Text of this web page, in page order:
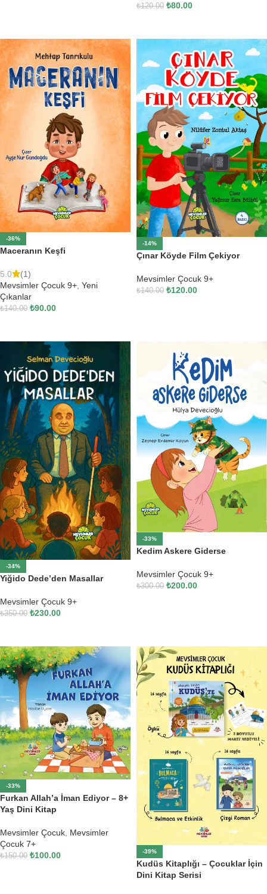
₺120.00 ₺80.00
-36%
Maceranın Keşfi
5.0
(1)
Mevsimler Çocuk 9+ Yeni
Çıkanlar
₺140.00 ₺90.00
-14%
Çınar Köyde Film Çekiyor
Mevsimler Çocuk 9+
₺140.00 ₺120.00
-34%
Yiğido Dede’den Masallar
Mevsimler Çocuk 9+
₺350.00 ₺230.00
-33%
Kedim Askere Giderse
Mevsimler Çocuk 9+
₺300.00 ₺200.00
-33%
Furkan Allah’a İman Ediyor – 8+
Yaş Dini Kitap
Mevsimler Çocuk Mevsimler
Çocuk 7+
₺150.00 ₺100.00 -39%
Kudüs Kitaplığı – Çocuklar İçin
Dini Kitap Serisi